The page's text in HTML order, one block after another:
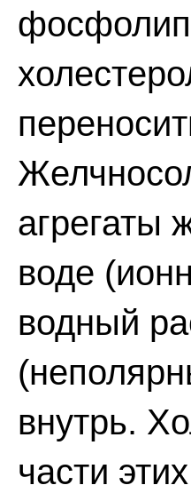
агрегаты
воде
водный
внутрь.
части